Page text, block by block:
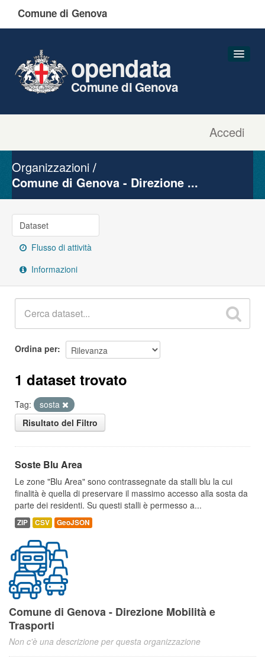
Comune di Genova
Accedi
opendata
Comune di Genova
Gruppi
Organizzazioni
Comune di Genova - Direzione ...
Dataset
Flusso di attività
Informazioni
Ordina per
1 dataset trovato
Tag:
sosta
Risultato del Filtro
Soste Blu Area
Le zone "Blu Area" sono contrassegnate da stalli blu la cui
finalità è quella di preservare il massimo accesso alla sosta da
parte dei residenti. Su questi stalli è permesso a...
ZIP CSV GeoJSON
Comune di Genova - Direzione Mobilità e
Trasporti
Non c'è una descrizione per questa organizzazione